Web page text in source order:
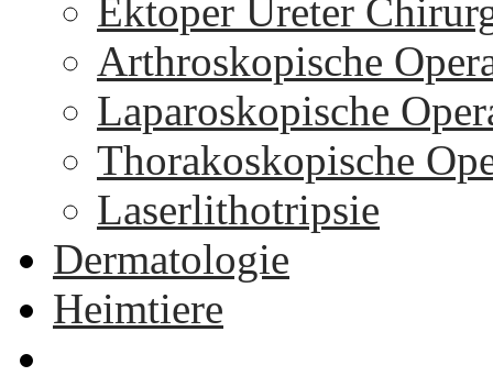
Ektoper Ureter
Arthroskopische
Laparoskopische
Thorakoskopische
Laserlithotripsie
Dermatologie
Heimtiere